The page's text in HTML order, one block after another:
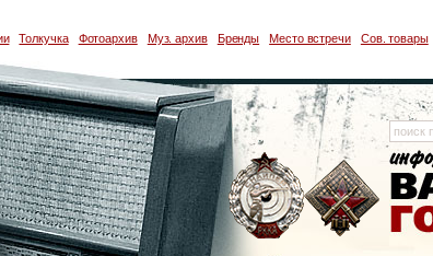
Толкучка Фотоархив Муз. архив Бренды Место встречи Сов. товары